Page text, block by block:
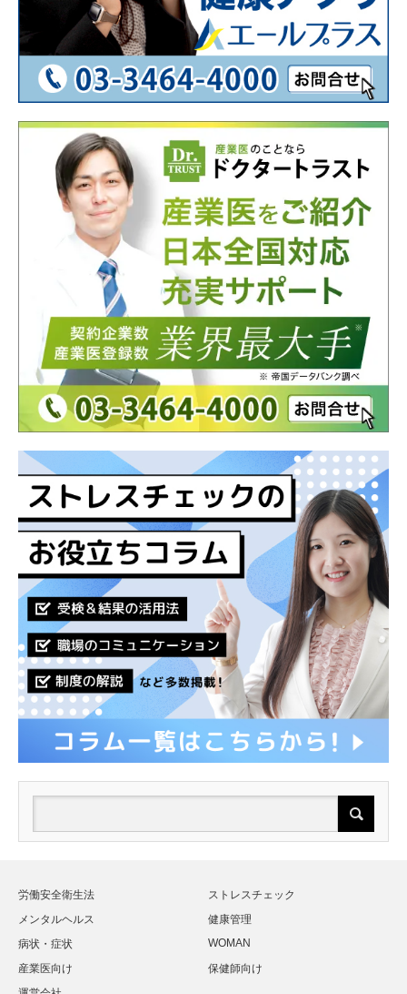
労働安全衛生法
ストレスチェック
メンタルヘルス
健康管理
病状・症状
WOMAN
産業医向け
保健師向け